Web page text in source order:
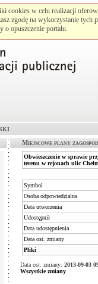
cookies w celu realizacji
zgodę na wykorzystanie tych
o opuszczenie portalu.
Miejscowe plany
Obwieszczenie w sprawie
terenu w rejonach ulic
Symbol
Osoba odpowiedzialna
Data utworzenia
Udostępnił
Data udostępnienia
Data ost. zmiany
Pliki
Data ost. zmiany: 2013-09-03
Wszystkie zmiany